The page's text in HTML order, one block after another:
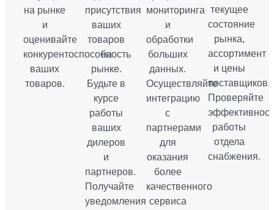
на рынке
и
оценивайте
конкурентоспособность
ваших
товаров.
присутствия
ваших
товаров
на
рынке.
Будьте в
курсе
работы
ваших
дилеров
и
партнеров.
Получайте
уведомления
мониторинга
и
обработки
больших
данных.
Осуществляйте
интеграцию
с
партнерами
для
оказания
более
качественного
сервиса
текущее
состояние
рынка,
ассортимент
и цены
поставщиков.
Проверяйте
работы
отдела
снабжения.